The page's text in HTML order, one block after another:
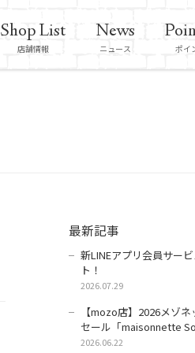
Shop List
店舗情報
News
ニュース ポイ
最新記事
新LINEアプリ会員サー
ト！
2026.07.29
【mozo店】2026メゾ
セール「maisonnette
2026.06.22